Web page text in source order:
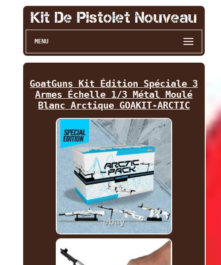
MENU
GoatGuns Kit Édition Spéciale 3
Armes Échelle 1/3 Métal Moulé
Blanc Arctique GOAKIT-ARCTIC